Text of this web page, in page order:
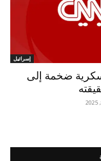
إسرائيل
ضخمة إلى